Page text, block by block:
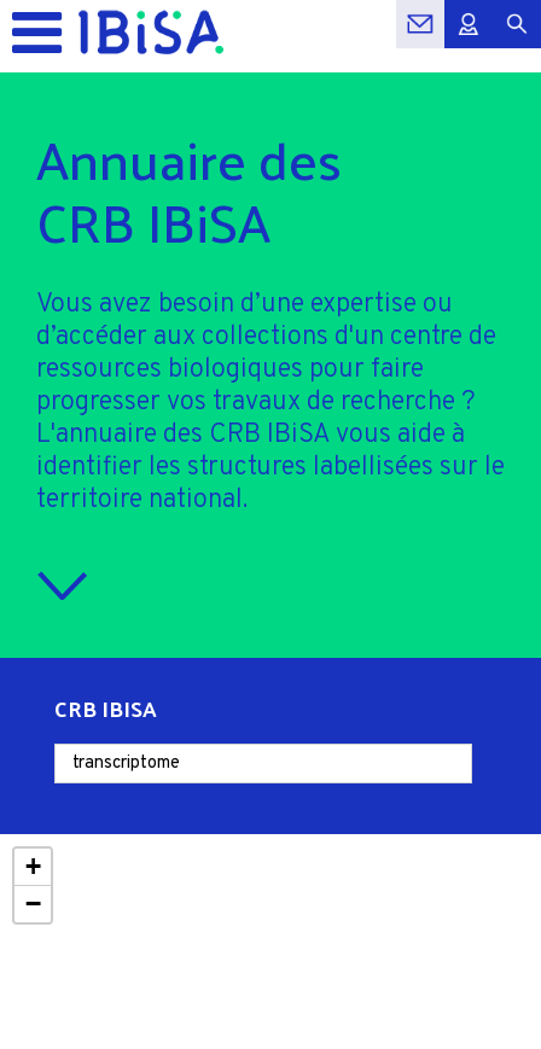
Annuaire des
CRB IBiSA
Vous avez besoin d’une expertise ou
d’accéder aux collections d'un centre de
ressources biologiques pour faire
progresser vos travaux de recherche ?
L'annuaire des CRB IBiSA vous aide à
identifier les structures labellisées sur le
territoire national.
CRB IBISA
+
−